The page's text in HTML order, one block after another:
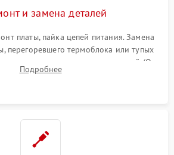
и замена деталей
платы, пайка цепей питания. Замена
перегоревшего термоблока или тупых
новых силиконовых уплотнителей (O-
трубок для надежного устранения
Подробнее